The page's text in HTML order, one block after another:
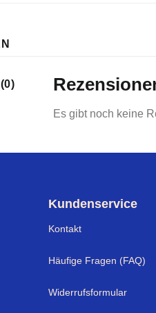
Es gibt noch keine
Kundenservice
Kontakt
Häufige Fragen (FAQ)
Widerrufsformular